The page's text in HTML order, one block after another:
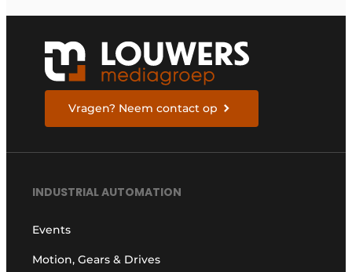
Vragen? Neem contact op
INDUSTRIAL AUTOMATION
Events
Motion, Gears & Drives